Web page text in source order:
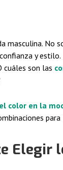
masculina. No
y estilo.
cuáles son las
color en la
Elegir